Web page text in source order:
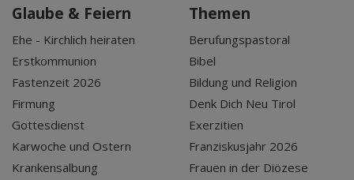
Sep 2025
Glaube & Feiern
Ehe - Kirchlich heiraten
Erstkommunion
Fastenzeit 2026
Firmung
Gottesdienst
Karwoche und Ostern
Krankensalbung
Themen
Berufungspastoral
Bibel
Bildung und Religion
Denk Dich Neu Tirol
Exerzitien
Franziskusjahr 2026
Frauen in der Diözese